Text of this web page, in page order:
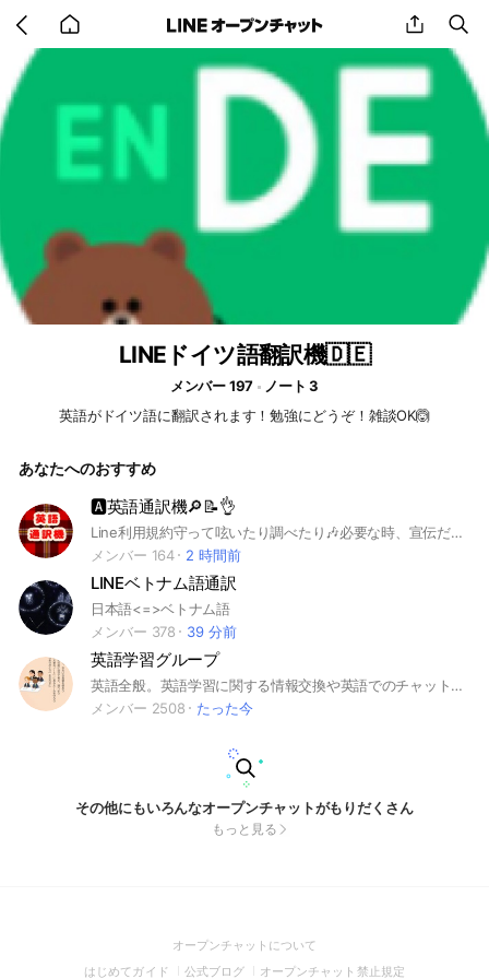
back
to
share
LINEドイツ語翻訳機🇩🇪
メンバー 197
ノート 3
英語がドイツ語に翻訳されます！勉強にどうぞ！雑談OK🙆
あなたへのおすすめ
🅰️英語通訳機🔎📝👌
Line利用規約守って呟いたり調べたり🎶必要な時、宣伝だけ👌ポイントの為だけ👌英語に触れて居たい方々交流メインじゃないですから 出入り自由なのです〜お気軽に参加してみて下さい😊🙏ロム専さんも歓迎💖誰かが居てくてるから続けられる😊♥️ #英和 #和英 #tweet #英会話 #呟き #翻訳 #通訳 #通訳機 #English #英語 #日本語 #独り言 #宣伝ok #英語学習 #Soliloquy #monologue #スタンプ #Sticker #emoji #雑談 #output #勉強 #15億人と繋がる #オープンチャット #openchat #welcome #英語脳 #勉強 #学習 #隙間 #外国人 #日本語学習 #ラインポイント #foreigner #learning #Japanese #chat #にほんごがくしゅうしゃ #独学 #selfstudy #since/2021.10.31 #英語⇔日本語 #freedom #sticker #スタンプ #絵文字 #写真 #画像 #youtube #voice #全世界 #英語日記 #Diary #日記 #ジャーナリング #スタンプ #画像 #写真 #sticker #暇つぶし #freetime #自習室 #自由に活用 #ノート☆ Since '21/10/31#写真 #photo #picture #宣伝 #sticker #スタンプ
メンバー 164
2 時間前
LINEベトナム語通訳
日本語<=>ベトナム語
メンバー 378
39 分前
英語学習グループ
英語全般。英語学習に関する情報交換や英語でのチャットなど。日本語でもOK！ A group for people who learn English. Members are not only Japanese but also foreigners. #海外 #留学 #TOEIC #英検 #英会話 #languages exchange
メンバー 2508
たった今
その他にもいろんなオープンチャットがもりだくさん
もっと見る
オープンチャットについて
in
はじめてガイド (Open
公式ブログ (Open
オープンチャット禁止規定(Open